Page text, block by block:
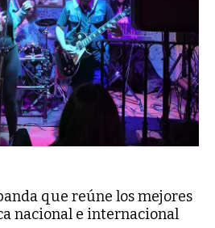
que reúne los mejores
nacional e internacional